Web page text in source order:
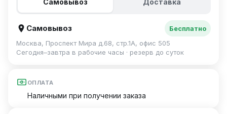
Самовывоз Доставка
Самовывоз
Бесплатно
Москва, Проспект Мира д.68, стр.1А, офис 505
Сегодня–завтра в рабочие часы · резерв до суток
ОПЛАТА
Наличными при получении заказа